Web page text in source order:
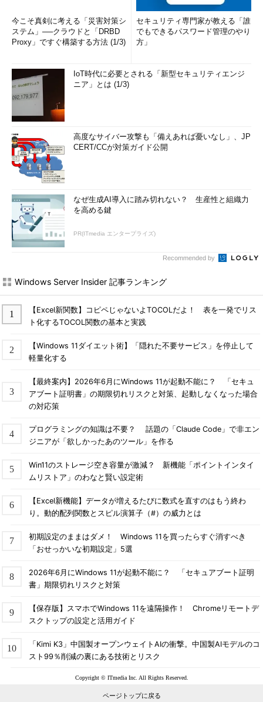
ダウンさせると、相手のコンピューターには以下のようなダイア
ログが表示される。これによりシャットダウンまでの時間やシャ
ットダウンの理由（メッセージ）などを知ることができる。ユー
ザーが利用しているコンピューターを強制的にシャットダウンす
定して、ユーザーが戸惑わないようにするべきであろう。
シャットダウン処理実行中のダイアログ
シャットダウン処理が開始されると、該
当するコンピューター上にはこのような
ダイアログが最前面に表示される。ユー
ザーの側（シャットダウンされる側）で
シャットダウン処理を中断することはで
きないので、ユーザーが戸惑わないよう
に、適切なメッセージを指定しておくの
ち時間はshutdownを実行する側で指定
ージ。これもshutdownを実行する側で
指定する。
もしシャットダウン処理を中止したい場合は、「-a」オプショ
より、ダイアログの表示が消え、シャットダウン処理は中断され
■この記事と関連性の高い別の記事
Windows 7／8／8.1で更新プログラムのインストールを
Windows 7のシャットダウンメニューに［更新プログラ
（TIPS）
ログオン画面で［シャットダウン］ボタンを有効／無効
シャットダウン処理を省略した「緊急時シャットダウ
グループ・ポリシーを使って、コンピュータの終了時に
コマンドを実行する（TIPS）
（TIPS）
ムをシャットダウンする（TIPS）
Windowsで［スタート］メニューの［シャットダウン］
今こそ真剣に考える「災害対策シ
ステム」──クラウドと「DRBD
Proxy」ですぐ構築する方法 (1/3)
セキュリティ専門家が教える「誰
でもできるパスワード管理のやり
方」
IoT時代に必要とされる「新型セキュリティエンジ
ニア」とは (1/3)
高度なサイバー攻撃も「備えあれば憂いなし」、JP
CERT/CCが対策ガイド公開
なぜ生成AI導入に踏み切れない？ 生産性と組織力
を高める鍵
PR(ITmedia エンタープライズ)
Recommended by
Windows Server Insider 記事ランキング
【Excel新関数】コピペじゃないよTOCOLだよ！ 表を一発でリス
ト化するTOCOL関数の基本と実践
【Windows 11ダイエット術】「隠れた不要サービス」を停止して
軽量化する
【最終案内】2026年6月にWindows 11が起動不能に？ 「セキュ
アブート証明書」の期限切れリスクと対策、起動しなくなった場合
の対応策
プログラミングの知識は不要？ 話題の「Claude Code」で非エン
ジニアが「欲しかったあのツール」を作る
Win11のストレージ空き容量が激減？ 新機能「ポイントインタイ
ムリストア」のわなと賢い設定術
【Excel新機能】データが増えるたびに数式を直すのはもう終わ
り。動的配列関数とスピル演算子（#）の威力とは
初期設定のままはダメ！ Windows 11を買ったらすぐ消すべき
「おせっかいな初期設定」5選
2026年6月にWindows 11が起動不能に？ 「セキュアブート証明
書」期限切れリスクと対策
【保存版】スマホでWindows 11を遠隔操作！ Chromeリモートデ
スクトップの設定と活用ガイド
「Kimi K3」中国製オープンウェイトAIの衝撃。中国製AIモデルのコ
スト99％削減の裏にある技術とリスク
Copyright © ITmedia Inc. All Rights Reserved.
ページトップに戻る